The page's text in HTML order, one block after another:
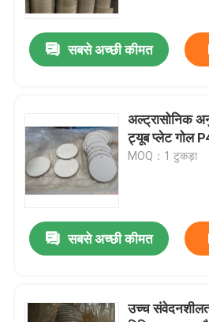
Piezoelectric अल्ट्रासोनिक
Immersible अल्ट्रासोनिक
डिजिटल अल्ट्रासोनिक जेनरेटर
अल्ट्रासोनिक आवृत्ति जनरेटर
अल्ट्रासोनिक सेल विघटनकारी
अल्ट्रासोनिक रिएक्टर
सबसे अच्छी कीमत
अल्ट्रासोनिक
ट्यूब प्लेट गोल
MOQ：1 टुकड़ा
सबसे अच्छी कीमत
उच्च